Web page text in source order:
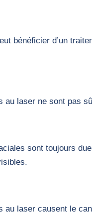
bénéficier d’un
au laser ne sont pas
sont toujours
au laser causent le